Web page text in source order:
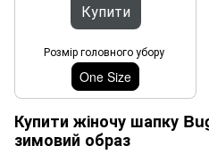
Купити
Розмір головного убору
One Size
Купити жіночу шапку
зимовий образ